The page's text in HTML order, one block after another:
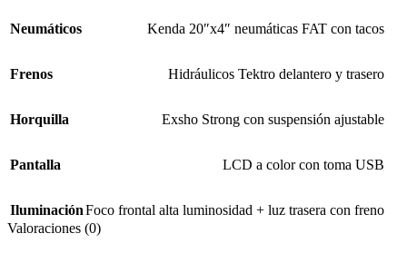
Neumáticos Kenda 20″x4″ neumáticas FAT con tacos
Frenos Hidráulicos Tektro delantero y trasero
Horquilla Exsho Strong con suspensión ajustable
Pantalla LCD a color con toma USB
IluminaciónFoco frontal alta luminosidad + luz trasera con freno
Valoraciones (0)